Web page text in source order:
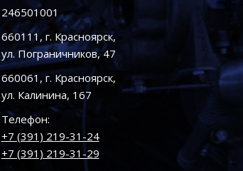
246501001
660111, г. Красноярск,
ул. Пограничников, 47
660061, г. Красноярск,
ул. Калинина, 167
Телефон:
+7 (391) 219-31-24
+7 (391) 219-31-29